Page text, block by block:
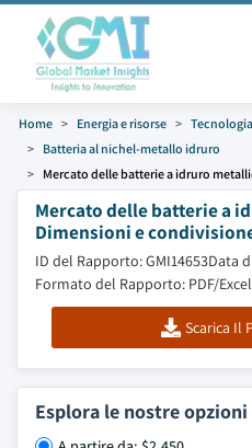
Home Energia e risorse
Batteria al nichel-metallo idruro
Mercato delle batterie a idruro
Mercato delle batterie a
Dimensioni e
ID del Rapporto: GMI14653Data
Formato del Rapporto: PDF/
Scarica Il
Esplora le nostre